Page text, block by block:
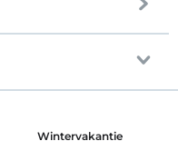
Wintervakantie